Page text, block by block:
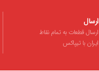
ارسال
ارسال قطعات به تمام نقاط
ایران با تیپاکس